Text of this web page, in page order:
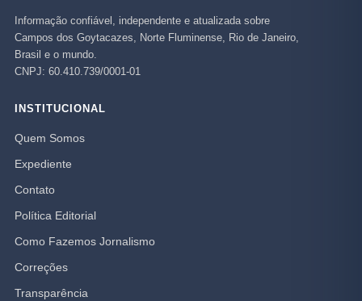
Informação confiável, independente e atualizada sobre
Campos dos Goytacazes, Norte Fluminense, Rio de Janeiro,
Brasil e o mundo.
CNPJ: 60.410.739/0001-01
INSTITUCIONAL
Quem Somos
Expediente
Contato
Política Editorial
Como Fazemos Jornalismo
Correções
Transparência